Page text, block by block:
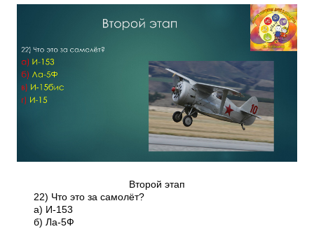
Второй этап
22) Что это за самолёт?
а) И-153
б) Ла-5Ф